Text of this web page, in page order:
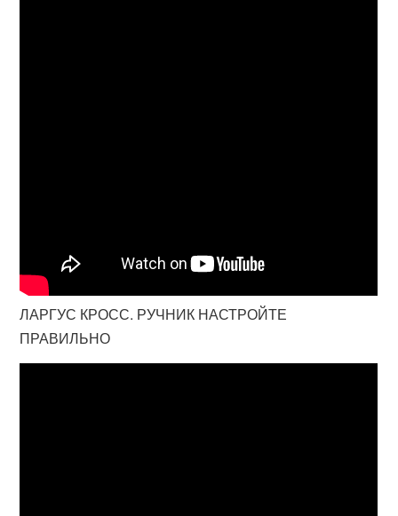
ЛАРГУС КРОСС. РУЧНИК НАСТРОЙТЕ
ПРАВИЛЬНО